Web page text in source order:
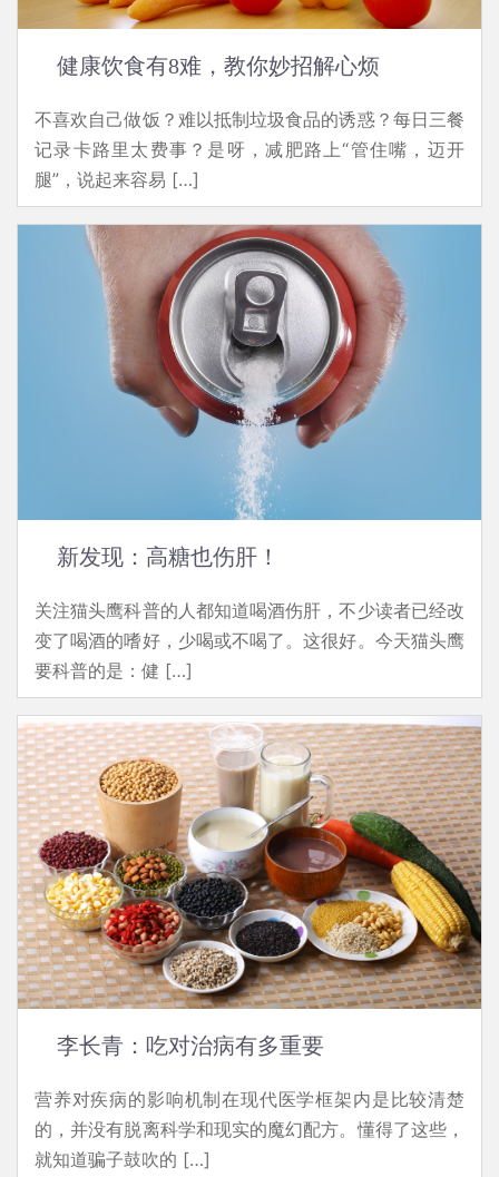
健康饮食有8难，教你妙招解心烦
不喜欢自己做饭？难以抵制垃圾食品的诱惑？每日三餐
记录卡路里太费事？是呀，减肥路上“管住嘴，迈开
腿”，说起来容易 […]
新发现：高糖也伤肝！
关注猫头鹰科普的人都知道喝酒伤肝，不少读者已经改
变了喝酒的嗜好，少喝或不喝了。这很好。今天猫头鹰
要科普的是：健 […]
李长青：吃对治病有多重要
营养对疾病的影响机制在现代医学框架内是比较清楚
的，并没有脱离科学和现实的魔幻配方。懂得了这些，
就知道骗子鼓吹的 […]